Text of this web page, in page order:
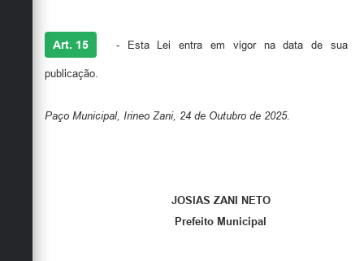
Art. 15 - Esta Lei entra em vigor na data de sua
publicação.
Paço Municipal, Irineo Zani, 24 de Outubro de 2025.
JOSIAS ZANI NETO
Prefeito Municipal